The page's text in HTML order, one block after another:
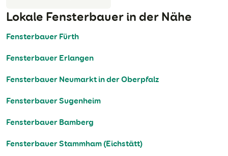
Lokale Fensterbauer in der Nähe
Fensterbauer Fürth
Fensterbauer Erlangen
Fensterbauer Neumarkt in der Oberpfalz
Fensterbauer Sugenheim
Fensterbauer Bamberg
Fensterbauer Stammham (Eichstätt)